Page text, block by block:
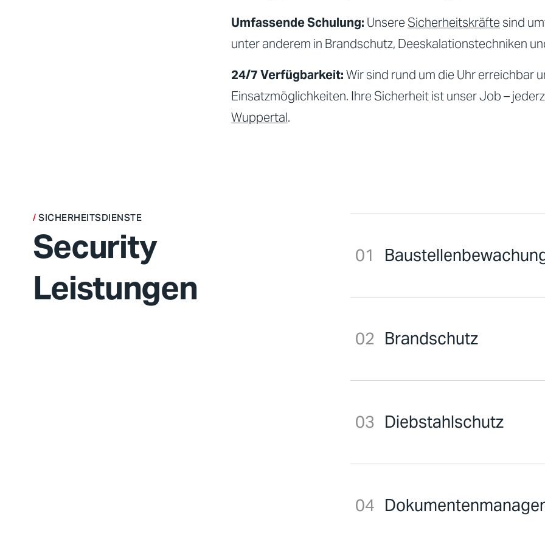
Umfassende Schulung: Unsere Sicherheitskräfte sind
unter anderem in Brandschutz, Deeskalationstechniken
24/7 Verfügbarkeit:Wir sind rund um die Uhr erreichbar
Einsatzmöglichkeiten. Ihre Sicherheitist unser Job –
Wuppertal.
SICHERHEITSDIENSTE
Security
Leistungen
Brandschutz
Diebstahlschutz